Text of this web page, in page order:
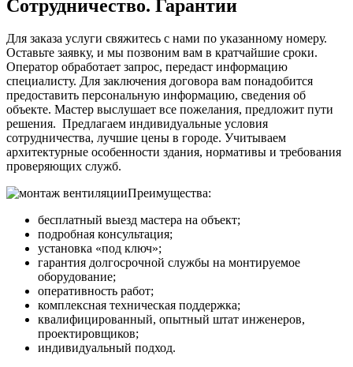
Сотрудничество. Гарантии
Для заказа услуги свяжитесь с нами по указанному номеру.
Оставьте заявку, и мы позвоним вам в кратчайшие сроки.
Оператор обработает запрос, передаст информацию
специалисту. Для заключения договора вам понадобится
предоставить персональную информацию, сведения об
объекте. Мастер выслушает все пожелания, предложит пути
решения. Предлагаем индивидуальные условия
сотрудничества, лучшие цены в городе. Учитываем
архитектурные особенности здания, нормативы и требования
проверяющих служб.
Преимущества:
бесплатный выезд мастера на объект;
подробная консультация;
установка «под ключ»;
гарантия долгосрочной службы на монтируемое
оборудование;
оперативность работ;
комплексная техническая поддержка;
квалифицированный, опытный штат инженеров,
проектировщиков;
индивидуальный подход.